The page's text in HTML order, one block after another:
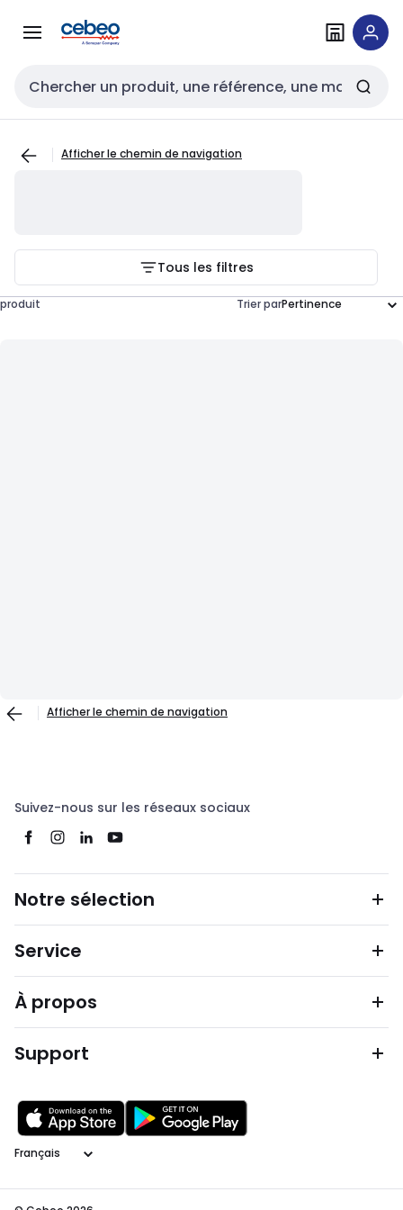
navigationau
Entrée de recherche
Afficher le chemin de navigation
Tous les filtres
produit Trier par
Afficher le chemin de navigation
Suivez-nous sur les réseaux sociaux
Notre sélection
Service
À propos
Support
Langage